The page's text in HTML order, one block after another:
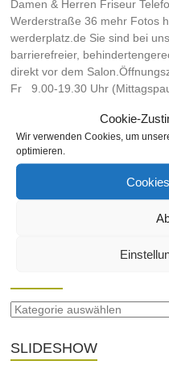
Cookie-
Wir verwenden Cookies, um
optimieren.
Damen & Herren Friseur
Werderstraße 36 mehr Fotos
werderplatz.de Sie sind bei
barrierefreier,
direkt vor dem
Fr 9.00-19.30 Uhr
THEMA
SLIDESHOW